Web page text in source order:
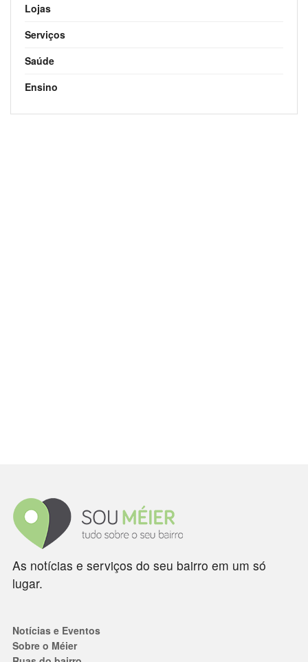
Lojas
Serviços
Saúde
Ensino
As notícias e serviços do seu bairro em um só
lugar.
Notícias e Eventos
Sobre o Méier